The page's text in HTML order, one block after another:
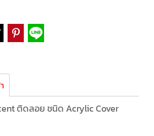
ติดลอย ชนิด Acrylic Cover